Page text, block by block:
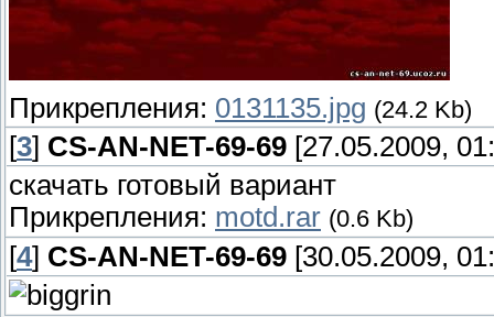
Прикрепления: 0131135.jpg (24.2 Kb)
[3] CS-AN-NET-69-69 [27.05.2009,
скачать готовый вариант
Прикрепления: motd.rar (0.6 Kb)
[4] CS-AN-NET-69-69 [30.05.2009,